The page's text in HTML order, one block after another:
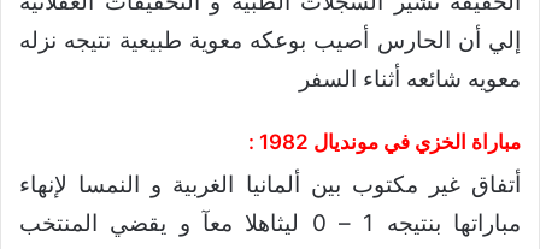
إلي أن الحارس أصيب بوعكه معوية طبيعية نتيجه نزله
معويه شائعه أثناء السفر
مباراة الخزي في مونديال 1982 :
أتفاق غير مكتوب بين ألمانيا الغربية و النمسا لإنهاء
مباراتها بنتيجه 1 – 0 ليثاهلا معآ و يقضي المنتخب